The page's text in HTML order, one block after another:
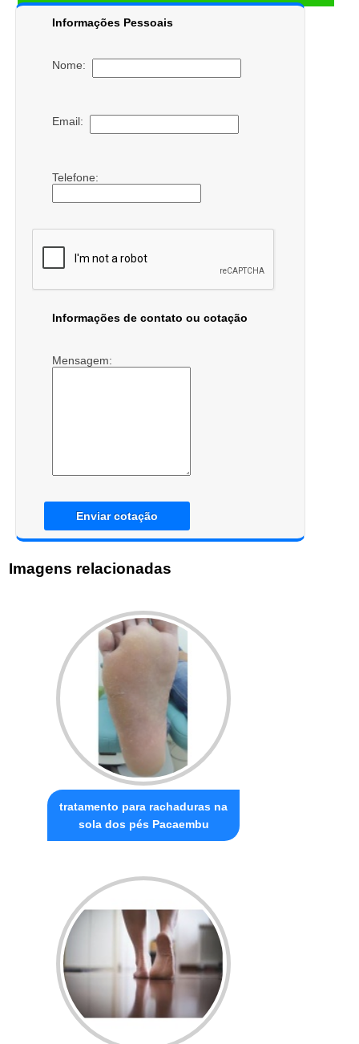
Informações Pessoais
Nome:
Email:
Telefone:
Informações de contato ou cotação
Mensagem:
Enviar cotação
Imagens relacionadas
tratamento para rachaduras na
sola dos pés Pacaembu